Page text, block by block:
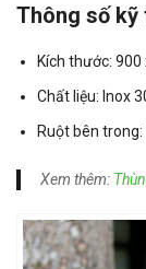
Thông số kỹ
Kích thước:
Chất liệu: Inox
Ruột bên
Xem thêm: